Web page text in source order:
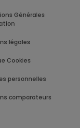
légales
Cookies
personnelles
comparateurs